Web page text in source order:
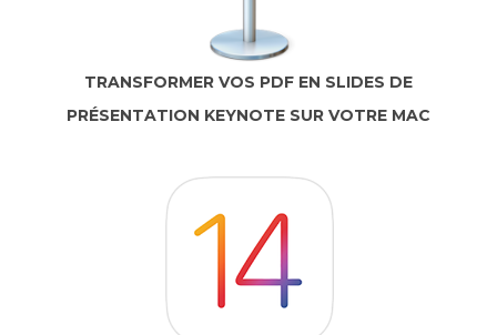
TRANSFORMER VOS PDF EN SLIDES DE
PRÉSENTATION KEYNOTE SUR VOTRE MAC